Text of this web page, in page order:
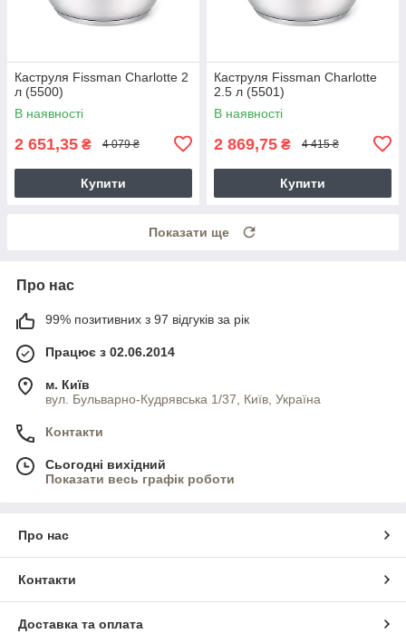
Каструля Fissman Charlotte 2
л (5500)
В наявності
2 651,35 ₴ 4 079 ₴
Купити
Каструля Fissman Charlotte
2.5 л (5501)
В наявності
2 869,75 ₴ 4 415 ₴
Купити
Показати ще
Про нас
99% позитивних з 97 відгуків за рік
Працює з 02.06.2014
м. Київ
вул. Бульварно-Кудрявська 1/37, Київ, Україна
Контакти
Сьогодні вихідний
Показати весь графік роботи
Про нас
Контакти
Доставка та оплата